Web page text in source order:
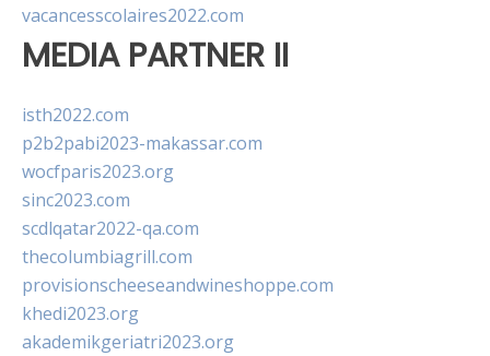
vacancesscolaires2022.com
MEDIA PARTNER II
isth2022.com
p2b2pabi2023-makassar.com
wocfparis2023.org
sinc2023.com
scdlqatar2022-qa.com
thecolumbiagrill.com
provisionscheeseandwineshoppe.com
khedi2023.org
akademikgeriatri2023.org